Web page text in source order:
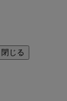
閉じる